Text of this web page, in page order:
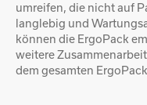
umreifen, die nicht auf
langlebig und
können die ErgoPack
weitere
dem gesamten